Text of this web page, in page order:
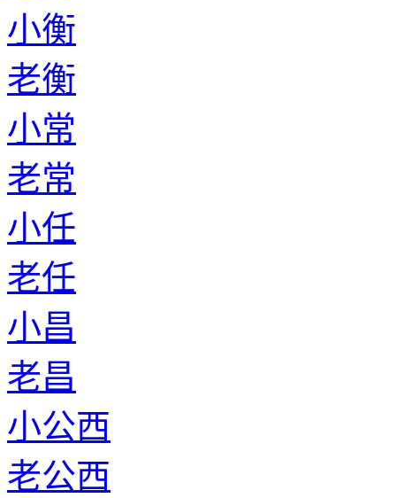
小衡
老衡
小常
老常
小任
老任
小昌
老昌
小公西
老公西